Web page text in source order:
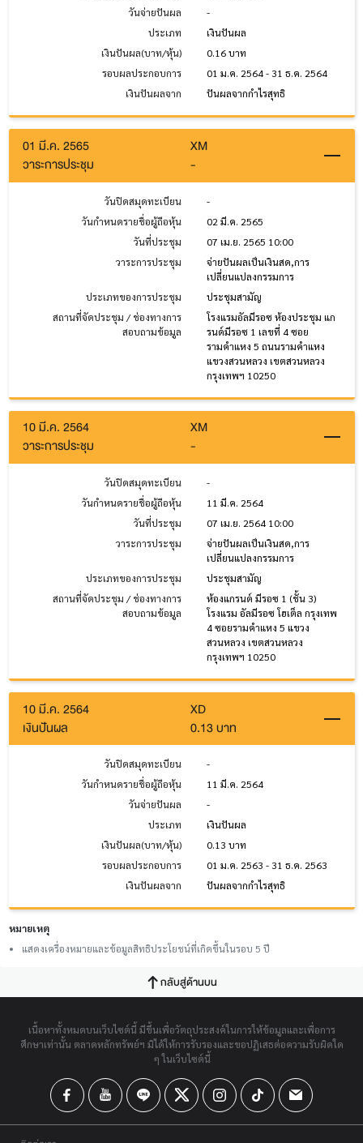
วันจ่ายปันผล
-
ประเภท
เงินปันผล
เงินปันผล(บาท/หุ้น)
0.16 บาท
รอบผลประกอบการ
01 ม.ค. 2564 - 31 ธ.ค. 2564
เงินปันผลจาก
ปันผลจากกำไรสุทธิ
01 มี.ค. 2565
XM
วาระการประชุม
-
วันปิดสมุดทะเบียน
-
วันกำหนดรายชื่อผู้ถือหุ้น
02 มี.ค. 2565
วันที่ประชุม
07 เม.ย. 2565 10:00
วาระการประชุม
จ่ายปันผลเป็นเงินสด,การ
เปลี่ยนแปลงกรรมการ
ประเภทของการประชุม
ประชุมสามัญ
สถานที่จัดประชุม / ช่องทางการ
สอบถามข้อมูล
โรงแรมอัลมีรอซ ห้องประชุม แก
รนด์มีรอซ 1 เลขที่ 4 ซอย
รามคำแหง 5 ถนนรามคำแหง
แขวงสวนหลวง เขตสวนหลวง
กรุงเทพฯ 10250
10 มี.ค. 2564
XM
วาระการประชุม
-
วันปิดสมุดทะเบียน
-
วันกำหนดรายชื่อผู้ถือหุ้น
11 มี.ค. 2564
วันที่ประชุม
07 เม.ย. 2564 10:00
วาระการประชุม
จ่ายปันผลเป็นเงินสด,การ
เปลี่ยนแปลงกรรมการ
ประเภทของการประชุม
ประชุมสามัญ
สถานที่จัดประชุม / ช่องทางการ
สอบถามข้อมูล
ห้องแกรนด์ มีรอซ 1 (ชั้น 3)
โรงแรม อัลมีรอซ โฮเต็ล กรุงเทพ
4 ซอยรามคำแหง 5 แขวง
สวนหลวง เขตสวนหลวง
กรุงเทพฯ 10250
10 มี.ค. 2564
XD
เงินปันผล
0.13 บาท
วันปิดสมุดทะเบียน
-
วันกำหนดรายชื่อผู้ถือหุ้น
11 มี.ค. 2564
วันจ่ายปันผล
-
ประเภท
เงินปันผล
เงินปันผล(บาท/หุ้น)
0.13 บาท
รอบผลประกอบการ
01 ม.ค. 2563 - 31 ธ.ค. 2563
เงินปันผลจาก
ปันผลจากกำไรสุทธิ
หมายเหตุ
แสดงเครื่องหมายและข้อมูลสิทธิประโยชน์ที่เกิดขึ้นในรอบ 5 ปี
กลับสู่ด้านบน
เนื้อหาทั้งหมดบนเว็บไซต์นี้ มีขึ้นเพื่อวัตถุประสงค์ในการให้ข้อมูลและเพื่อการ
ศึกษาเท่านั้น ตลาดหลักทรัพย์ฯ มิได้ให้การรับรองและขอปฏิเสธต่อความรับผิดใด
ๆ ในเว็บไซต์นี้